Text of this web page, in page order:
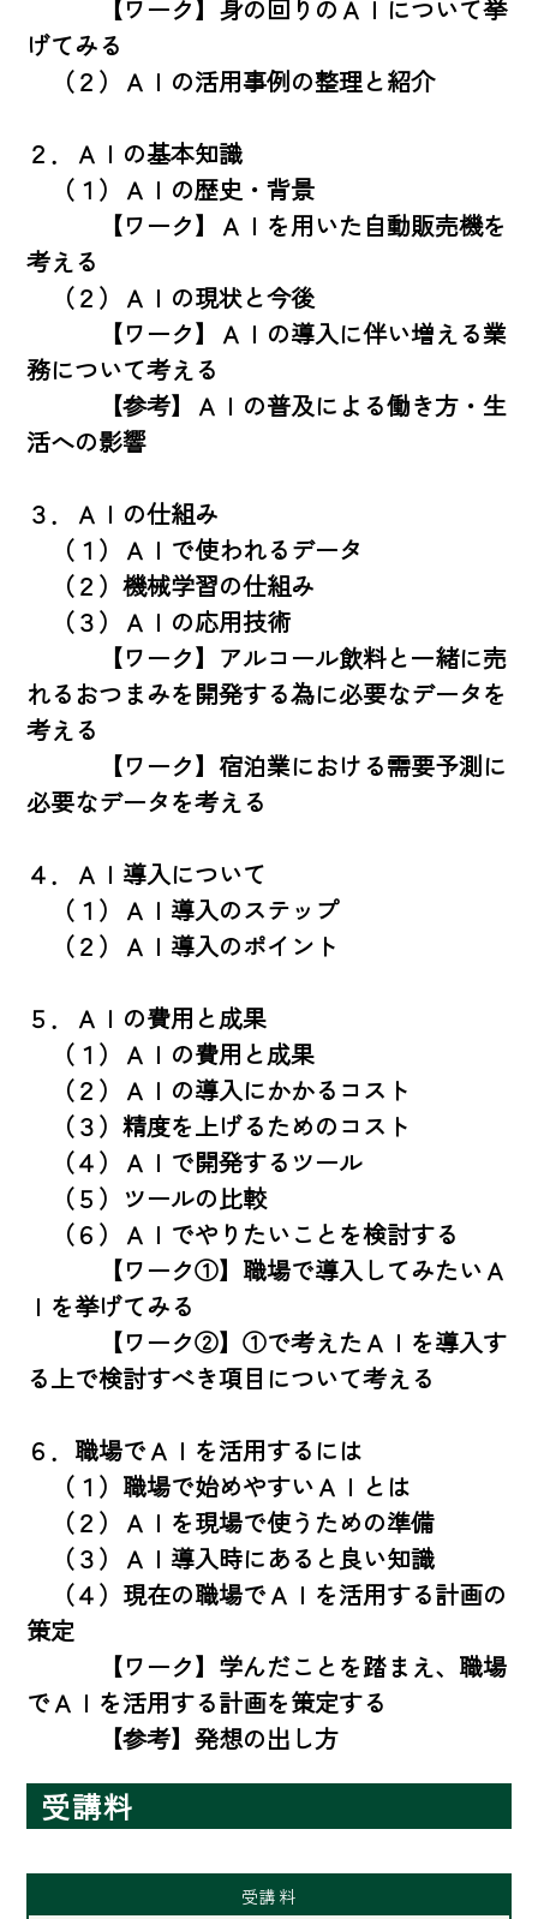
【ワーク】身の回りのＡＩについて挙
げてみる
（２）ＡＩの活用事例の整理と紹介
２．ＡＩの基本知識
（１）ＡＩの歴史・背景
【ワーク】ＡＩを用いた自動販売機を
考える
（２）ＡＩの現状と今後
【ワーク】ＡＩの導入に伴い増える業
務について考える
【参考】ＡＩの普及による働き方・生
活への影響
３．ＡＩの仕組み
（１）ＡＩで使われるデータ
（２）機械学習の仕組み
（３）ＡＩの応用技術
【ワーク】アルコール飲料と一緒に売
れるおつまみを開発する為に必要なデータを
考える
【ワーク】宿泊業における需要予測に
必要なデータを考える
４．ＡＩ導入について
（１）ＡＩ導入のステップ
（２）ＡＩ導入のポイント
５．ＡＩの費用と成果
（１）ＡＩの費用と成果
（２）ＡＩの導入にかかるコスト
（３）精度を上げるためのコスト
（４）ＡＩで開発するツール
（５）ツールの比較
（６）ＡＩでやりたいことを検討する
【ワーク①】職場で導入してみたいＡ
Ｉを挙げてみる
【ワーク②】①で考えたＡＩを導入す
る上で検討すべき項目について考える
６．職場でＡＩを活用するには
（１）職場で始めやすいＡＩとは
（２）ＡＩを現場で使うための準備
（３）ＡＩ導入時にあると良い知識
（４）現在の職場でＡＩを活用する計画の
策定
【ワーク】学んだことを踏まえ、職場
でＡＩを活用する計画を策定する
【参考】発想の出し方
受講料
受講料